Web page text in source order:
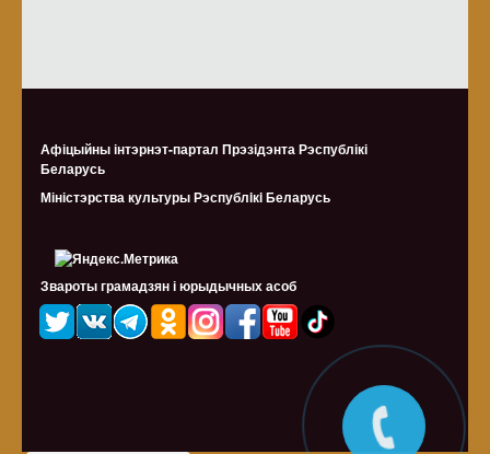
Афіцыйны інтэрнэт-партал Прэзідэнта Рэспублікі
Беларусь
Міністэрства культуры Рэспублiкi Беларусь
Звароты грамадзян і юрыдычных асоб